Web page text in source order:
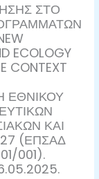
ΣΤΟ
ECOLOGY
CONTEXT
ΕΘΝΙΚΟΥ
ΚΑΙ
(ΕΠΣΑΔ
001).